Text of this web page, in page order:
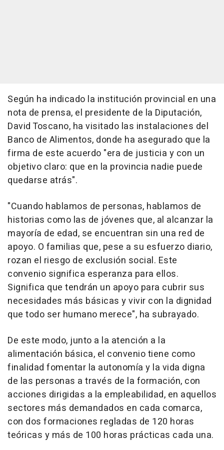
Según ha indicado la institución provincial en una
nota de prensa, el presidente de la Diputación,
David Toscano, ha visitado las instalaciones del
Banco de Alimentos, donde ha asegurado que la
firma de este acuerdo "era de justicia y con un
objetivo claro: que en la provincia nadie puede
quedarse atrás".
"Cuando hablamos de personas, hablamos de
historias como las de jóvenes que, al alcanzar la
mayoría de edad, se encuentran sin una red de
apoyo. O familias que, pese a su esfuerzo diario,
rozan el riesgo de exclusión social. Este
convenio significa esperanza para ellos.
Significa que tendrán un apoyo para cubrir sus
necesidades más básicas y vivir con la dignidad
que todo ser humano merece", ha subrayado.
De este modo, junto a la atención a la
alimentación básica, el convenio tiene como
finalidad fomentar la autonomía y la vida digna
de las personas a través de la formación, con
acciones dirigidas a la empleabilidad, en aquellos
sectores más demandados en cada comarca,
con dos formaciones regladas de 120 horas
teóricas y más de 100 horas prácticas cada una.